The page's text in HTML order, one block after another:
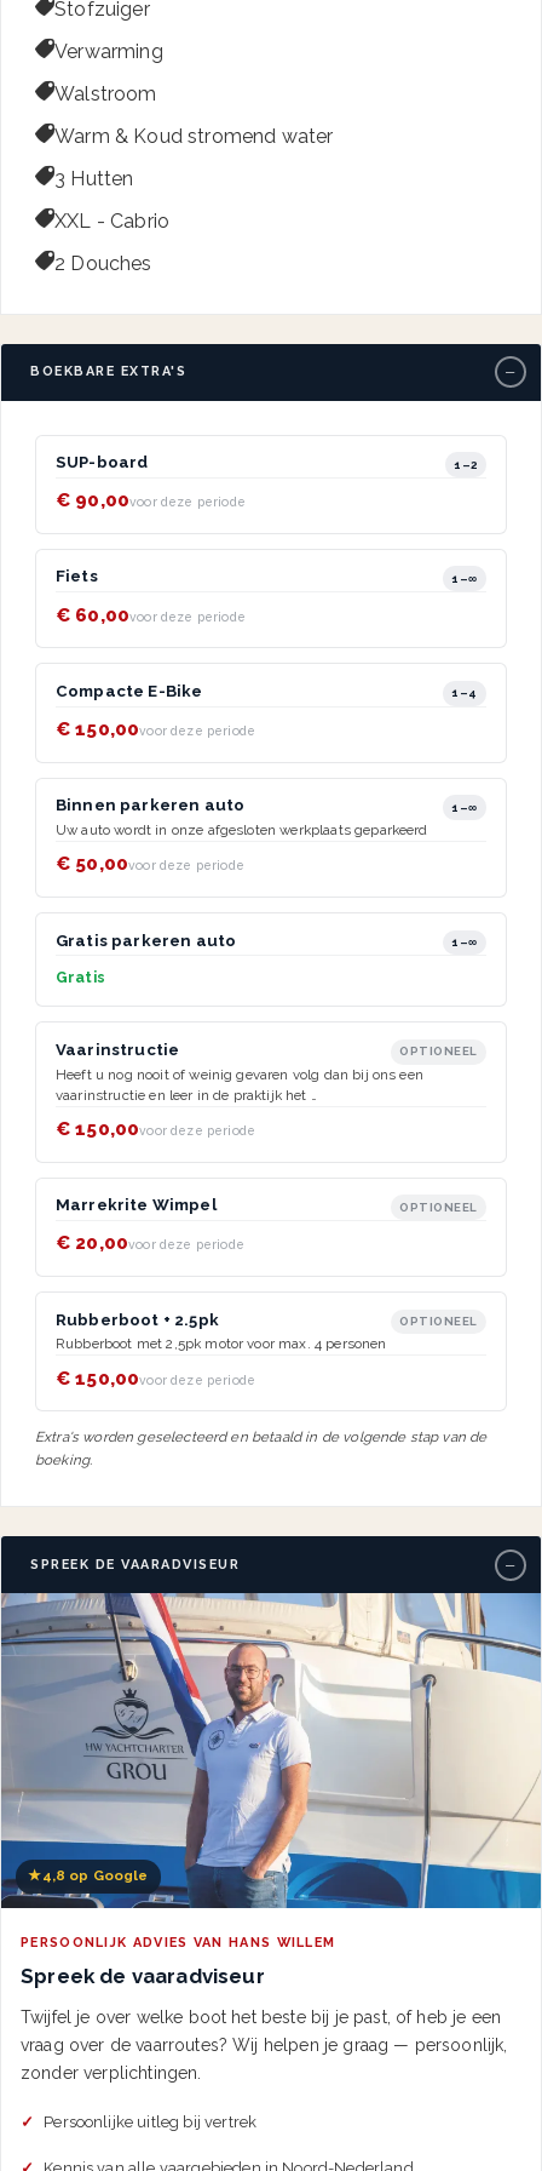
Stofzuiger
Verwarming
Walstroom
Warm & Koud stromend water
3 Hutten
XXL - Cabrio
2 Douches
BOEKBARE EXTRA'S −
SUP-board 1–2
€ 90,00voor deze periode
Fiets 1–∞
€ 60,00voor deze periode
Compacte E-Bike 1–4
€ 150,00voor deze periode
Binnen parkeren auto 1–∞
Uw auto wordt in onze afgesloten werkplaats geparkeerd
€ 50,00voor deze periode
Gratis parkeren auto 1–∞
Gratis
Vaarinstructie OPTIONEEL
Heeft u nog nooit of weinig gevaren volg dan bij ons een
vaarinstructie en leer in de praktijk het …
€ 150,00voor deze periode
Marrekrite Wimpel OPTIONEEL
€ 20,00voor deze periode
Rubberboot + 2.5pk OPTIONEEL
Rubberboot met 2,5pk motor voor max. 4 personen
€ 150,00voor deze periode
Extra's worden geselecteerd en betaald in de volgende stap van de
boeking.
SPREEK DE VAARADVISEUR −
★4,8 op Google
PERSOONLIJK ADVIES VAN HANS WILLEM
Spreek de vaaradviseur
Twijfel je over welke boot het beste bij je past, of heb je een
vraag over de vaarroutes? Wij helpen je graag — persoonlijk,
zonder verplichtingen.
Persoonlijke uitleg bij vertrek